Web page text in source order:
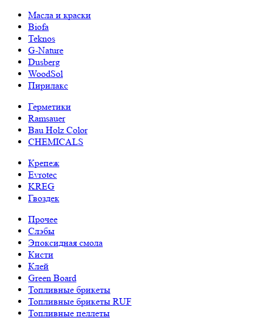
Масла и краски
Biofa
Teknos
G-Nature
Dusberg
WoodSol
Пирилакс
Герметики
Ramsauer
Bau Holz Color
CHEMICALS
Крепеж
Evrotec
KREG
Гвоздек
Прочее
Слэбы
Эпоксидная смола
Кисти
Клей
Green Board
Топливные брикеты
Топливные брикеты RUF
Топливные пеллеты